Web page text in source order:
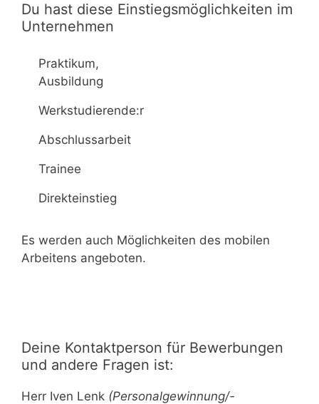
Du hast diese Einstiegsmöglichkeiten im
Unternehmen
Praktikum,
Ausbildung
Werkstudierende:r
Abschlussarbeit
Trainee
Direkteinstieg
Es werden auch Möglichkeiten des mobilen
Arbeitens angeboten.
Deine Kontaktperson für Bewerbungen
und andere Fragen ist:
Herr Iven Lenk (Personalgewinnung/-